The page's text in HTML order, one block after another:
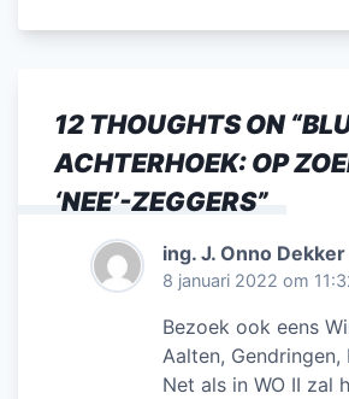
12 THOUGHTS ON “
ACHTERHOEK: OP
‘NEE’-ZEGGERS”
ing. J. Onno Dekker
8 januari 2022 om
Bezoek ook eens
Aalten,
Net als in WO II zal